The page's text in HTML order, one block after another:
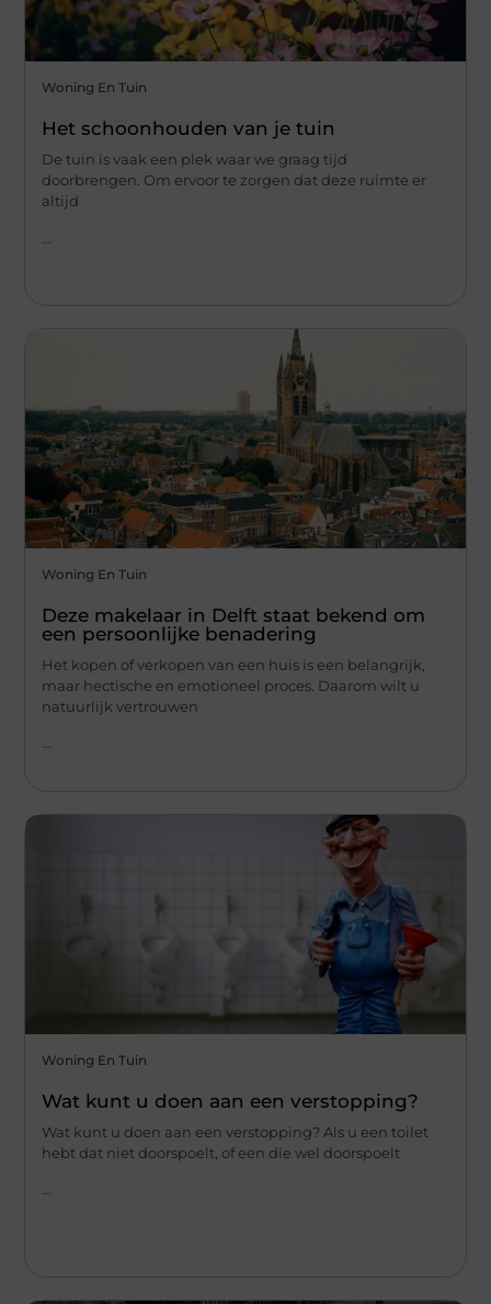
Woning En Tuin
Het schoonhouden van je tuin
De tuin is vaak een plek waar we graag tijd
doorbrengen. Om ervoor te zorgen dat deze ruimte er
altijd
Woning En Tuin
Deze makelaar in Delft staat bekend om
een persoonlijke benadering
Het kopen of verkopen van een huis is een belangrijk,
maar hectische en emotioneel proces. Daarom wilt u
natuurlijk vertrouwen
Woning En Tuin
Wat kunt u doen aan een verstopping?
Wat kunt u doen aan een verstopping? Als u een toilet
hebt dat niet doorspoelt, of een die wel doorspoelt
...